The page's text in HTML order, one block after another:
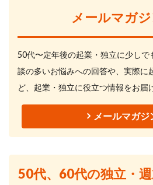
メールマガ
50代〜定年後の起業・独立に少しで
談の多いお悩みへの回答や、実際に
ど、起業・独立に役立つ情報をお届
メールマガジ
50代、60代の独立・